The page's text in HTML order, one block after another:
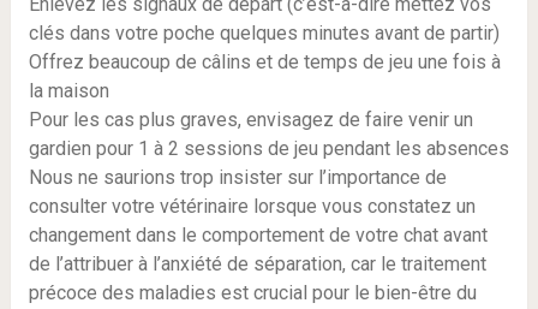
clés dans votre poche quelques minutes avant de partir)
Offrez beaucoup de câlins et de temps de jeu une fois à
la maison
Pour les cas plus graves, envisagez de faire venir un
gardien pour 1 à 2 sessions de jeu pendant les absences
Nous ne saurions trop insister sur l’importance de
consulter votre vétérinaire lorsque vous constatez un
changement dans le comportement de votre chat avant
de l’attribuer à l’anxiété de séparation, car le traitement
précoce des maladies est crucial pour le bien-être du